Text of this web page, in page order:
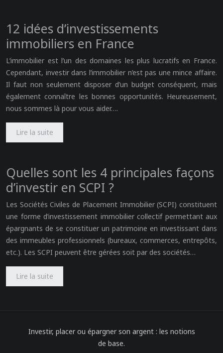
12 idées d’investissements
immobiliers en France
L’immobilier est l’un des domaines les plus lucratifs en France.
Cependant, investir dans l’immobilier n’est pas une mince affaire.
Il faut non seulement disposer d’un budget conséquent, mais
également connaître les bonnes opportunités. Heureusement,
nous sommes là pour vous aider….
Lire la suite
Quelles sont les 4 principales façons
d’investir en SCPI ?
Les Sociétés Civiles de Placement Immobilier (SCPI) constituent
une forme d’investissement immobilier collectif permettant aux
épargnants de se constituer un patrimoine en investissant dans
des immeubles professionnels (bureaux, commerces, entrepôts,
etc.). Les SCPI peuvent être gérées soit par des sociétés…
Lire la suite
Investir, placer ou épargner son argent : les notions
de base.